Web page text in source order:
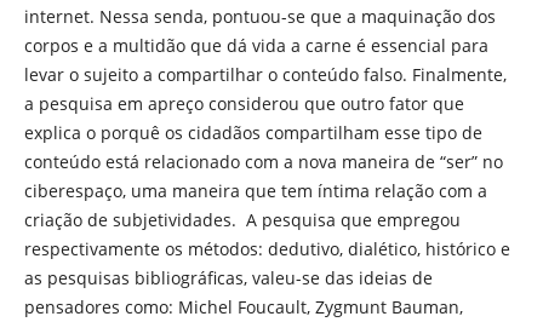
internet. Nessa senda, pontuou-se que a maquinação dos
corpos e a multidão que dá vida a carne é essencial para
levar o sujeito a compartilhar o conteúdo falso. Finalmente,
a pesquisa em apreço considerou que outro fator que
explica o porquê os cidadãos compartilham esse tipo de
conteúdo está relacionado com a nova maneira de “ser” no
ciberespaço, uma maneira que tem íntima relação com a
criação de subjetividades. A pesquisa que empregou
respectivamente os métodos: dedutivo, dialético, histórico e
as pesquisas bibliográficas, valeu-se das ideias de
pensadores como: Michel Foucault, Zygmunt Bauman,